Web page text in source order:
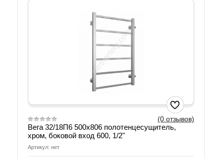
(0 отзывов)
Вега 32/18П6 500х806 полотенцесущитель,
хром, боковой вход 600, 1/2"
Артикул: нет